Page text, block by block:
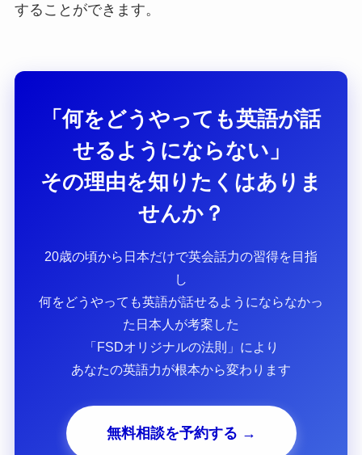
することができます。
「何をどうやっても英語が話
せるようにならない」
その理由を知りたくはありま
せんか？
20歳の頃から日本だけで英会話力の習得を目指
し
何をどうやっても英語が話せるようにならなかっ
た日本人が考案した
「FSDオリジナルの法則」により
あなたの英語力が根本から変わります
無料相談を予約する →